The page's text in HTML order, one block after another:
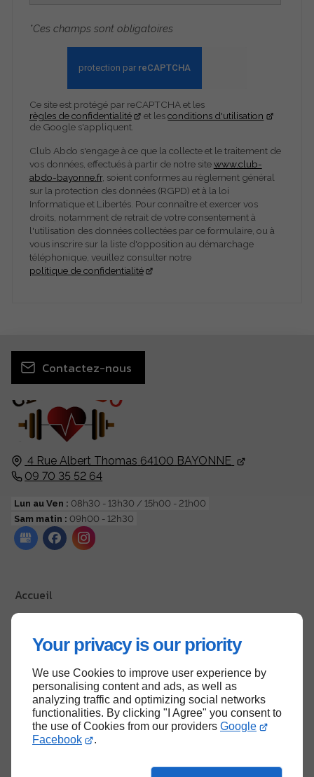
Your privacy is our priority
We use Cookies to improve user experience by
personalising content and ads, as well as
analyzing traffic and optimizing social networks
functionalities. By clicking "I Agree" you consent to
the use of Cookies from our providers Google
Facebook
.
*Ces champs sont obligatoires
Ce site est protégé par reCAPTCHA et les
règles de confidentialité
et lesconditions d'utilisation
de Google s'appliquent.
Club Abdo s'engage à ce que la collecte et le traitement de
vos données, effectués à partir de notre sitewww.club-
abdo-bayonne.fr, soient conformes au règlement général
sur la protection des données (RGPD) et à la loi
Informatique et Libertés. Pour connaître et exercer vos
droits, notamment de retrait de votre consentement à
l'utilisation des données collectées par ce formulaire, ou à
vous inscrire sur la liste d'opposition au démarchage
téléphonique, veuillez consulter notre
politique de confidentialité
4 Rue Albert Thomas 64100 BAYONNE
09 70 35 52 64
Lun au Ven :08h30 - 13h30 / 15h00 - 21h00
Sam matin : 09h00 - 12h30
Accueil
Contactez-nous
Mentions légales
Contactez-nous
Haut de page